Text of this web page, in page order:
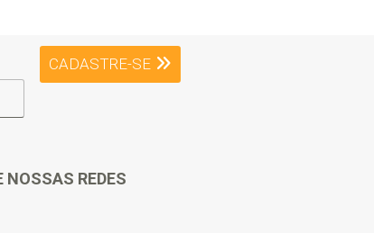
CADASTRE-SE
NOSSAS REDES